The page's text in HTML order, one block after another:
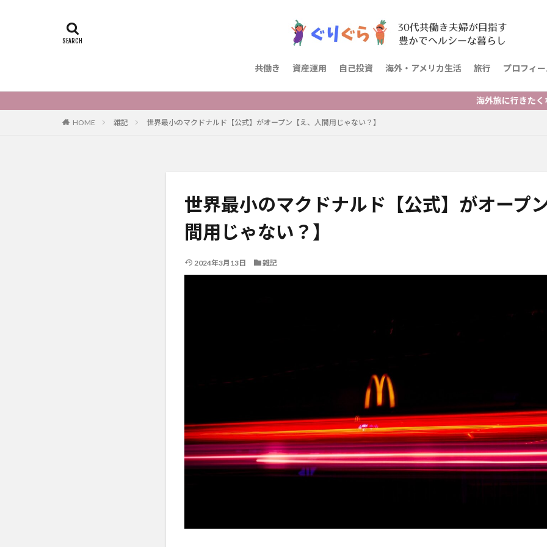
共働き 資産運用 自己投資 海外・アメリカ生活 旅行 プロフィ
海外旅に行きたくなった人・
HOME 雑記 世界最小のマクドナルド【公式】がオープン【え、人間用じゃない？】
世界最小のマクドナルド【公式】がオープ
間用じゃない？】
2024年3月13日 雑記